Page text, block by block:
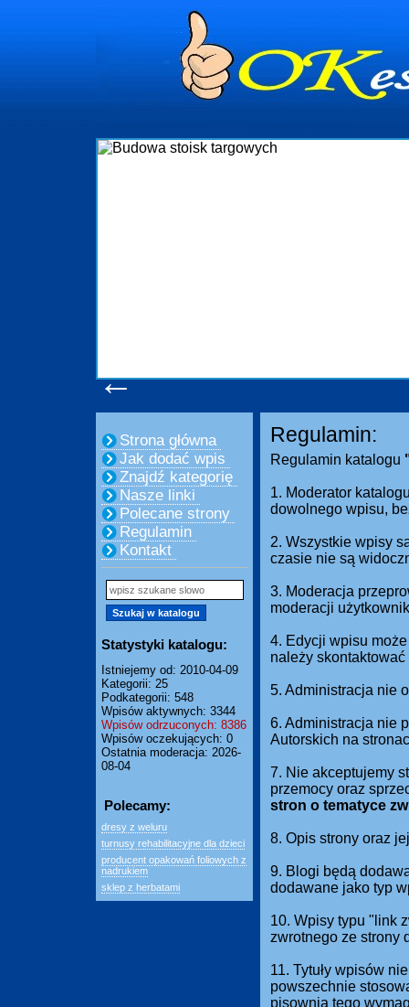
←
Strona główna
Jak dodać wpis
Znajdź kategorię
Nasze linki
Polecane strony
Regulamin
Kontakt
Statystyki katalogu:
Istniejemy od: 2010-04-09
Kategorii: 25
Podkategorii: 548
Wpisów aktywnych: 3344
Wpisów odrzuconych: 8386
Wpisów oczekujących: 0
Ostatnia moderacja: 2026-
08-04
Polecamy:
dresy z weluru
turnusy rehabilitacyjne dla dzieci
producent opakowań foliowych z
nadrukiem
sklep z herbatami
Regulamin:
Regulamin katalogu
1. Moderator
dowolnego wpisu,
2. Wszystkie wpisy
czasie nie są
3. Moderacja
moderacji
4. Edycji wpisu
należy
5. Administracja nie
6. Administracja nie
Autorskich na
7. Nie akceptujemy
przemocy oraz
stron o tematyce
8. Opis strony oraz
9. Blogi będą
dodawane jako typ
10. Wpisy typu "link
zwrotnego ze strony
11. Tytuły wpisów
powszechnie
pisownia tego